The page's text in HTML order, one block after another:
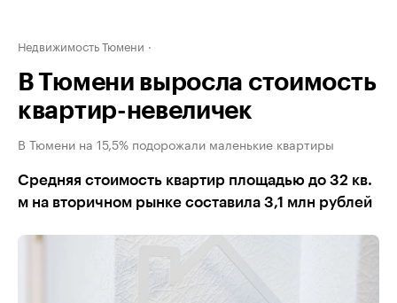
Недвижимость Тюмени
В Тюмени выросла стоимость
квартир-невеличек
В Тюмени на 15,5% подорожали маленькие квартиры
Средняя стоимость квартир площадью до 32 кв.
м на вторичном рынке составила 3,1 млн рублей